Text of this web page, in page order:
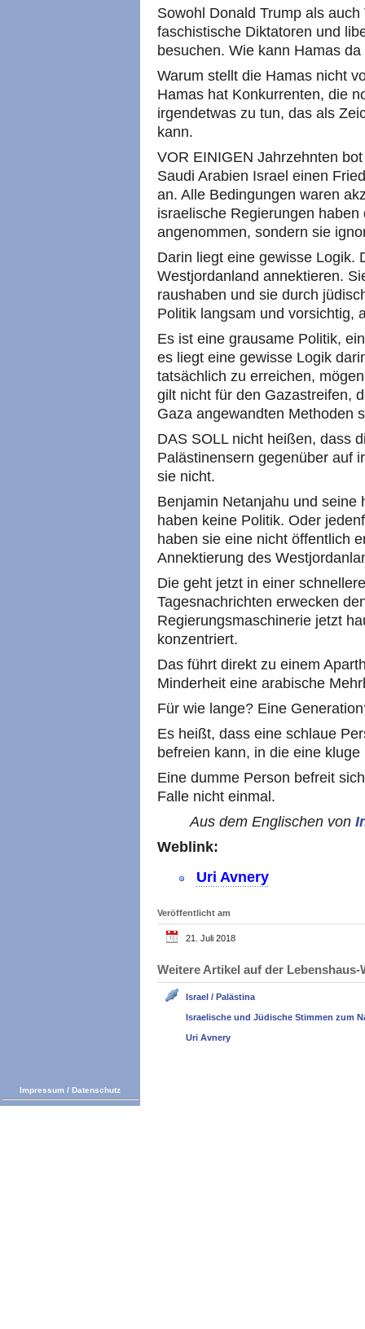
Sowohl Donald Trump als
faschistische Diktatoren und
besuchen. Wie kann Hamas
Warum stellt die Hamas nicht
Hamas hat Konkurrenten, die
irgendetwas zu tun, das als
kann.
VOR EINIGEN Jahrzehnten
Saudi Arabien Israel einen
an. Alle Bedingungen waren
israelische Regierungen
angenommen, sondern sie
Darin liegt eine gewisse Logik.
Westjordanland annektieren.
raushaben und sie durch
Politik langsam und vorsichtig,
Es ist eine grausame Politik,
es liegt eine gewisse Logik
tatsächlich zu erreichen,
gilt nicht für den Gazastreifen,
Gaza angewandten Methoden
DAS SOLL nicht heißen, dass
Palästinensern gegenüber auf
sie nicht.
Benjamin Netanjahu und seine
haben keine Politik. Oder
haben sie eine nicht öffentlich
Annektierung des
Die geht jetzt in einer
Tagesnachrichten erwecken
Regierungsmaschinerie jetzt
konzentriert.
Das führt direkt zu einem
Minderheit eine arabische
Für wie lange? Eine
Es heißt, dass eine schlaue
befreien kann, in die eine
Eine dumme Person befreit
Falle nicht einmal.
Aus dem Englischen von
Weblink:
Uri Avnery
Veröffentlicht am
21. Juli 2018
Weitere Artikel auf der
Israel / Palästina
Israelische und Jüdische Stimmen zum
Uri Avnery
Impressum / Datenschutz